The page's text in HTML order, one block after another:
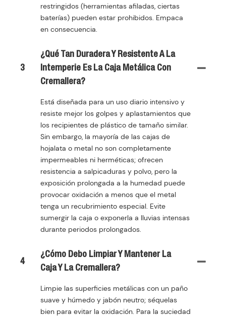
restringidos (herramientas afiladas, ciertas
baterías) pueden estar prohibidos. Empaca
en consecuencia.
3
¿Qué Tan Duradera Y Resistente A La
Intemperie Es La Caja Metálica Con
Cremallera?
Está diseñada para un uso diario intensivo y
resiste mejor los golpes y aplastamientos que
los recipientes de plástico de tamaño similar.
Sin embargo, la mayoría de las cajas de
hojalata o metal no son completamente
impermeables ni herméticas; ofrecen
resistencia a salpicaduras y polvo, pero la
exposición prolongada a la humedad puede
provocar oxidación a menos que el metal
tenga un recubrimiento especial. Evite
sumergir la caja o exponerla a lluvias intensas
durante periodos prolongados.
4
¿Cómo Debo Limpiar Y Mantener La
Caja Y La Cremallera?
Limpie las superficies metálicas con un paño
suave y húmedo y jabón neutro; séquelas
bien para evitar la oxidación. Para la suciedad